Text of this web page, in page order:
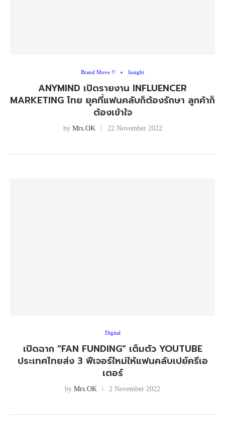
Brand Move !! Insight
ANYMIND เปิดรายงาน INFLUENCER
MARKETING ไทย ยุคที่แฟนคลับก็ต้องรักษา ลูกค้าก็
ต้องเข้าใจ
by Mrs.OK 22 November 2022
Digital
เปิดฉาก “FAN FUNDING” เต็มตัว YOUTUBE
ประเทศไทยส่ง 3 ฟีเจอร์ใหม่ให้แฟนคลับเปย์ครีเอ
เตอร์
by Mrs.OK 2 November 2022